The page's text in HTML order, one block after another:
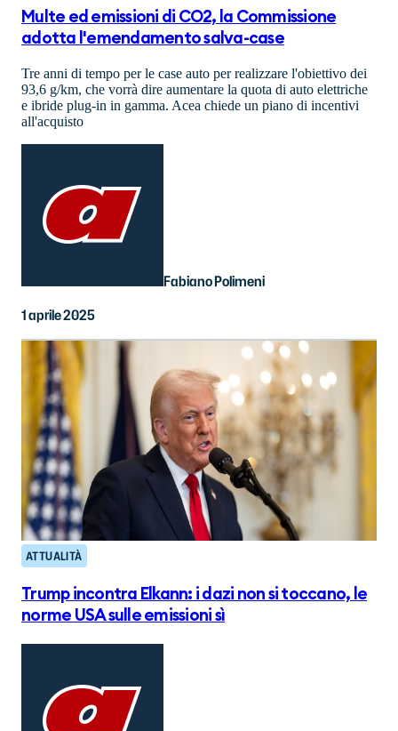
Multe ed emissioni di CO2, la Commissione
adotta l'emendamento salva-case
Tre anni di tempo per le case auto per realizzare l'obiettivo dei
93,6 g/km, che vorrà dire aumentare la quota di auto elettriche
e ibride plug-in in gamma. Acea chiede un piano di incentivi
all'acquisto
Fabiano Polimeni
1 aprile 2025
ATTUALITÀ
Trump incontra Elkann: i dazi non si toccano, le
norme USA sulle emissioni sì